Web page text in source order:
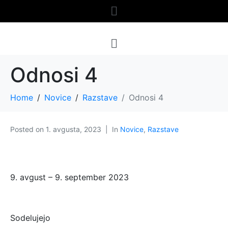
Odnosi 4
Home Novice Razstave Odnosi 4
Posted on 1. avgusta, 2023 In Novice, Razstave
9. avgust – 9. september 2023
Sodelujejo